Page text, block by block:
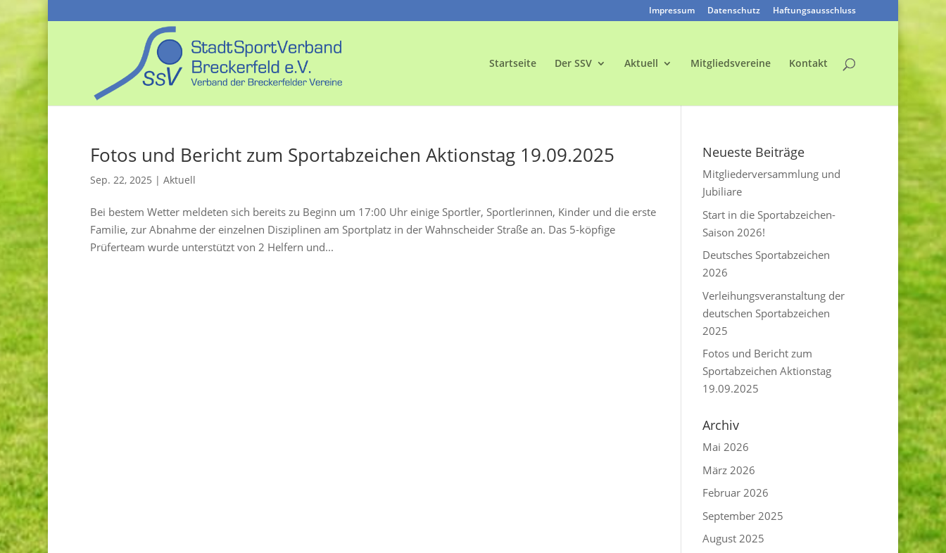
Impressum Datenschutz Haftungsausschluss
Startseite Der SSV Aktuell Mitgliedsvereine Kontakt
Fotos und Bericht zum Sportabzeichen Aktionstag 19.09.2025
Sep. 22, 2025 |Aktuell
Bei bestem Wetter meldeten sich bereits zu Beginn um 17:00 Uhr einige Sportler, Sportlerinnen, Kinder und die erste
Familie, zur Abnahme der einzelnen Disziplinen am Sportplatz in der Wahnscheider Straße an. Das 5-köpfige
Prüferteam wurde unterstützt von 2 Helfern und...
Neueste Beiträge
Mitgliederversammlung und
Jubiliare
Start in die Sportabzeichen-
Saison 2026!
Deutsches Sportabzeichen
2026
Verleihungsveranstaltung der
deutschen Sportabzeichen
2025
Fotos und Bericht zum
Sportabzeichen Aktionstag
19.09.2025
Archiv
Mai 2026
März 2026
Februar 2026
September 2025
August 2025